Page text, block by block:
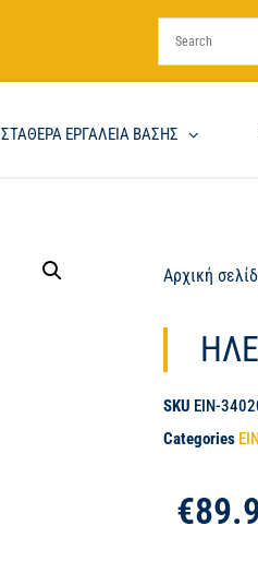
ΣΤΑΘΕΡΑ ΕΡΓΑΛΕΙΑ ΒΑΣΗΣ
Αρχική
SKU EIN-
Categories
€